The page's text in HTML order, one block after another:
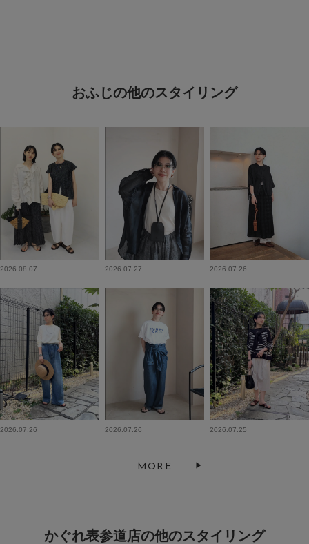
おふじの他のスタイリング
2026.08.07 2026.07.27 2026.07.26
2026.07.26 2026.07.26 2026.07.25
MORE
かぐれ表参道店の他のスタイリング